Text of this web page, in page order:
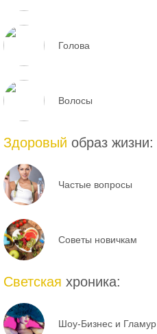
Голова
Волосы
Здоровый образ жизни:
Частые вопросы
Советы новичкам
Светская хроника:
Шоу-Бизнес и Гламур